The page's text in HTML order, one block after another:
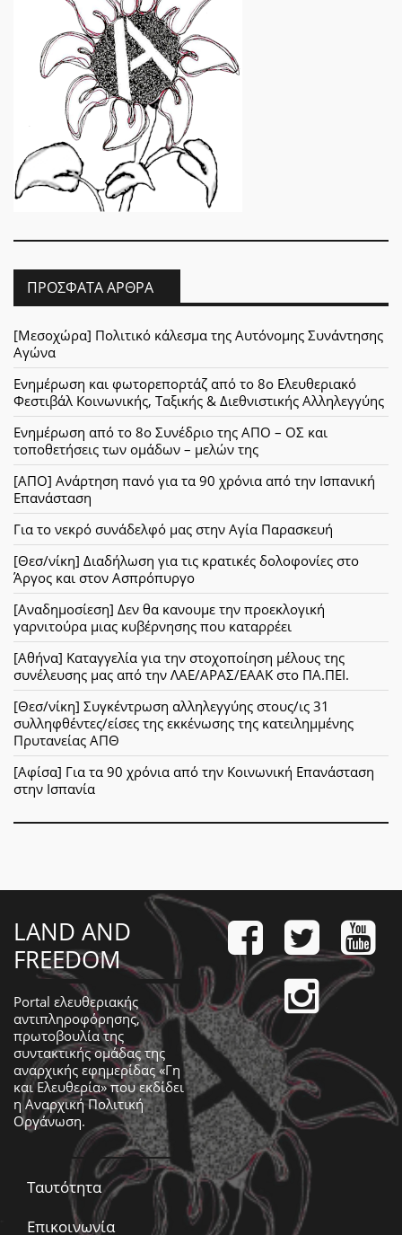
ΠΡΌΣΦΑΤΑ ΆΡΘΡΑ
[Μεσοχώρα] Πολιτικό κάλεσμα της Αυτόνομης Συνάντησης
Αγώνα
Ενημέρωση και φωτορεπορτάζ από το 8ο Ελευθεριακό
Φεστιβάλ Κοινωνικής, Ταξικής & Διεθνιστικής Αλληλεγγύης
Ενημέρωση από το 8ο Συνέδριο της ΑΠΟ – ΟΣ και
τοποθετήσεις των ομάδων – μελών της
[ΑΠΟ] Ανάρτηση πανό για τα 90 χρόνια από την Ισπανική
Επανάσταση
Για το νεκρό συνάδελφό μας στην Αγία Παρασκευή
[Θεσ/νίκη] Διαδήλωση για τις κρατικές δολοφονίες στο
Άργος και στον Ασπρόπυργο
[Αναδημοσίεση] Δεν θα κανουμε την προεκλογική
γαρνιτούρα μιας κυβέρνησης που καταρρέει
[Αθήνα] Καταγγελία για την στοχοποίηση μέλους της
συνέλευσης μας από την ΛΑΕ/ΑΡΑΣ/ΕΑΑΚ στο ΠΑ.ΠΕΙ.
[Θεσ/νίκη] Συγκέντρωση αλληλεγγύης στους/ις 31
συλληφθέντες/είσες της εκκένωσης της κατειλημμένης
Πρυτανείας ΑΠΘ
[Αφίσα] Για τα 90 χρόνια από την Κοινωνική Επανάσταση
στην Ισπανία
LAND AND
FREEDOM
Portal ελευθεριακής
αντιπληροφόρησης,
πρωτοβουλία της
συντακτικής ομάδας της
αναρχικής εφημερίδας «Γη
και Ελευθερία» που εκδίδει
ηΑναρχική Πολιτική
Οργάνωση.
Ταυτότητα
Επικοινωνία